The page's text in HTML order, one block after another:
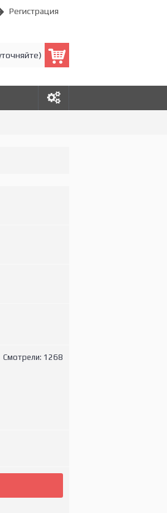
Регистрация
Смотрели: 1268